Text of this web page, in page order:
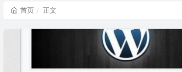
首页 正文